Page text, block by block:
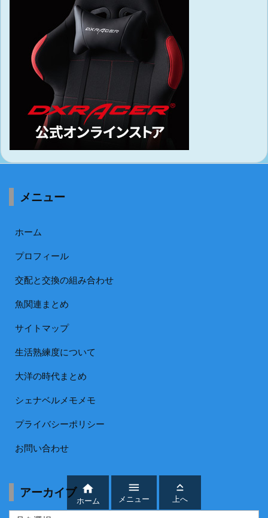
メニュー
ホーム
プロフィール
交配と交換の組み合わせ
魚関連まとめ
サイトマップ
生活熟練度について
大洋の時代まとめ
シェナベルメモメモ
プライバシーポリシー
お問い合わせ
アーカイブ 
ホーム

メニュー

上へ